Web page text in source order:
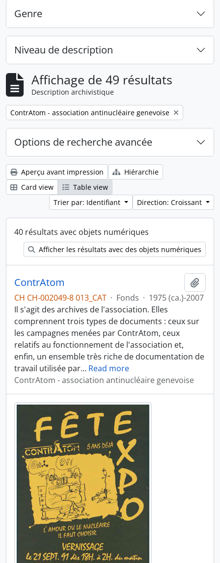
Genre
Niveau de description
Affichage de 49 résultats
Description archivistique
Remove filter:
ContrAtom - association antinucléaire genevoise
Options de recherche avancée
Aperçu avant impression
Hiérarchie
Card view
Table view
Trier par: Identifiant
Direction: Croissant
40 résultats avec objets numériques
Afficher les résultats avec des objets numériques
ContrAtom
CH CH-002049-8 013_CAT · Fonds · 1975 (ca.)-2007
Il s'agit des archives de l'association. Elles
comprennent trois types de documents : ceux sur
les campagnes menées par ContrAtom, ceux
relatifs au fonctionnement de l'association et,
enfin, un ensemble très riche de documentation de
travail utilisée par… Read more
ContrAtom - association antinucléaire genevoise